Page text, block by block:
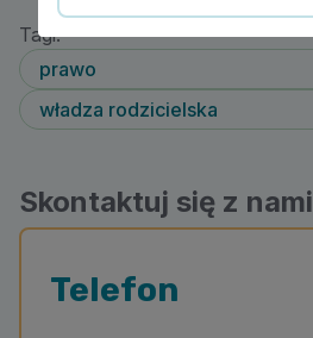
Tagi:
prawo
władza rodzicielska
Skontaktuj się z nami
Telefon